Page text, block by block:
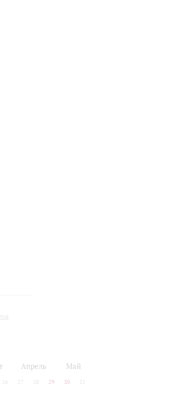
Апрель Май
26 27 28 29 30 31